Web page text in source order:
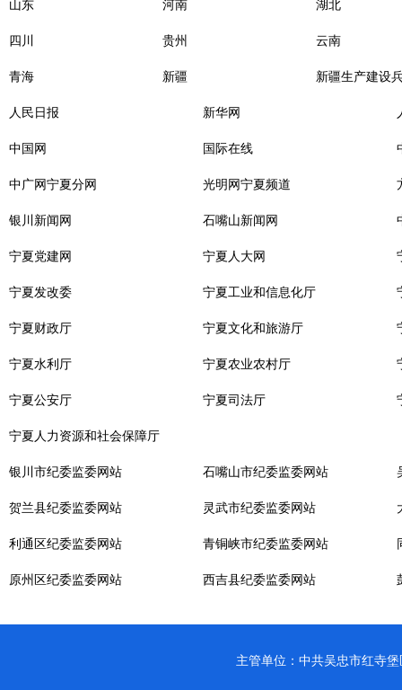
山东 河南 湖北
四川 贵州 云南
青海 新疆 新疆生产建设
人民日报 新华网
中国网 国际在线
中广网宁夏分网 光明网宁夏频道
银川新闻网 石嘴山新闻网
宁夏党建网 宁夏人大网
宁夏发改委 宁夏工业和信息化厅
宁夏财政厅 宁夏文化和旅游厅
宁夏水利厅 宁夏农业农村厅
宁夏公安厅 宁夏司法厅
宁夏人力资源和社会保障厅
银川市纪委监委网站 石嘴山市纪委监委网站
贺兰县纪委监委网站 灵武市纪委监委网站
利通区纪委监委网站 青铜峡市纪委监委网站
原州区纪委监委网站 西吉县纪委监委网站
主管单位：中共吴忠市红寺